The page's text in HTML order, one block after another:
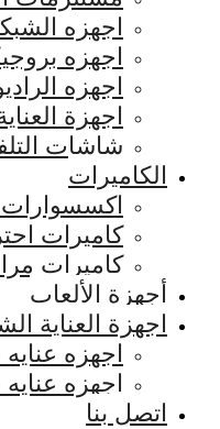
اجهزه
اجهزه
اجهزه
اجهزة
شاشات
الكاميرات
كاميرات
كاميرات
أجهزة الألعاب
اجهزة العناية
اجهزه
اجهزه
اتصل بنا